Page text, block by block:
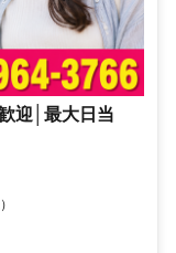
迎│最大日当